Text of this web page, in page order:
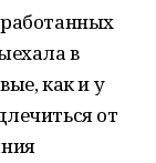
в
как и у
от